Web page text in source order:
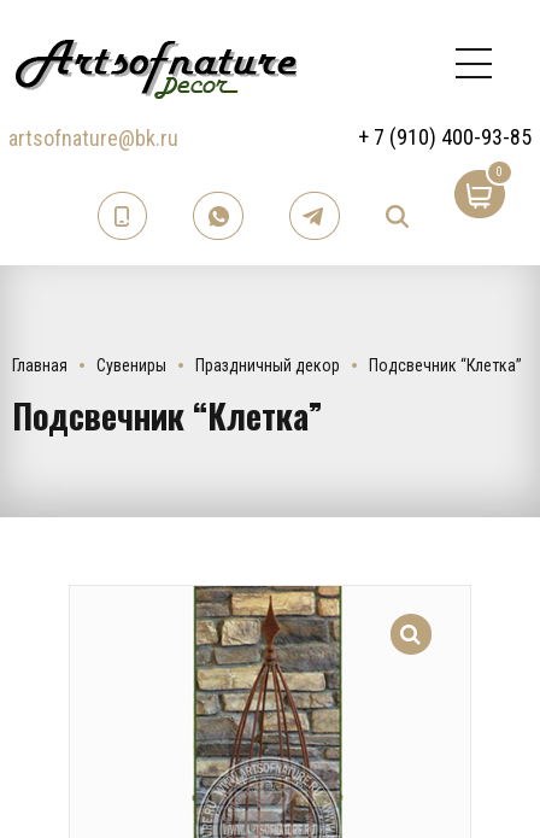
artsofnature@bk.ru + 7 (910) 400-93-85
0
Главная Сувениры Праздничный декор Подсвечник “Клетка”
Подсвечник “Клетка”